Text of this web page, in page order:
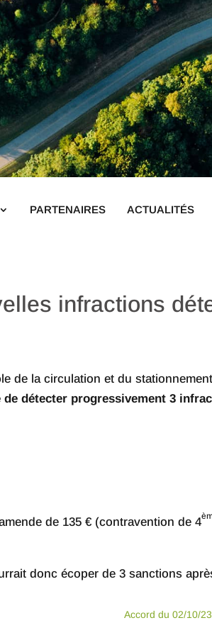
PARTENAIRES ACTUALITÉS
infractions
de la circulation et du
détecter progressivement 3
de 135 € (contravention de 4
donc écoper de 3 sanctions
Accord du 02/10/